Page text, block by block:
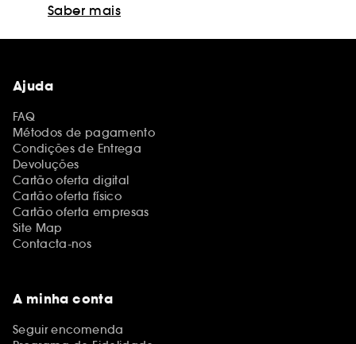
Saber mais
Ajuda
FAQ
Métodos de pagamento
Condições de Entrega
Devoluções
Cartão oferta digital
Cartão oferta físico
Cartão oferta empresas
Site Map
Contacta-nos
A minha conta
Seguir encomenda